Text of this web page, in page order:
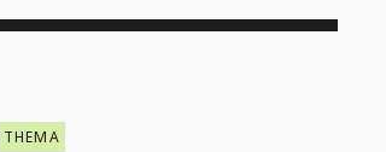
THEMA